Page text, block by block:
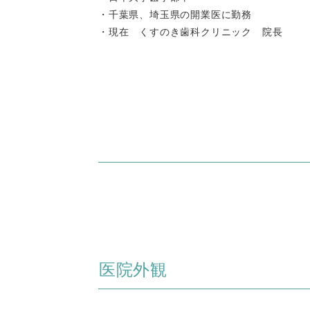
・千葉県、埼玉県の開業医に勤務
・現在 くすのき歯科クリニック 院長
医院外観